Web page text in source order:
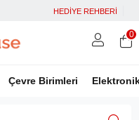
HEDİYE REHBERİ
Çevre Birimleri
0